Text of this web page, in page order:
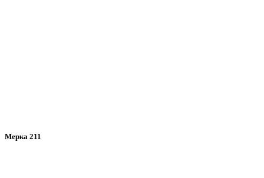
Мерка 211